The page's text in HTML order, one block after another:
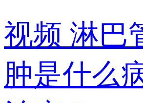
视频 淋巴
肿是什么